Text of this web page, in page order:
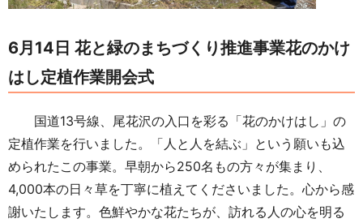
6月14日 花と緑のまちづくり推進事業花のかけ
はし定植作業開会式
国道13号線、尾花沢の入口を彩る「花のかけはし」の
定植作業を行いました。「人と人を結ぶ」という願いも込
められたこの事業。早朝から250名もの方々が集まり、
4,000本の日々草を丁寧に植えてくださいました。心から感
謝いたします。色鮮やかな花たちが、訪れる人の心を明る